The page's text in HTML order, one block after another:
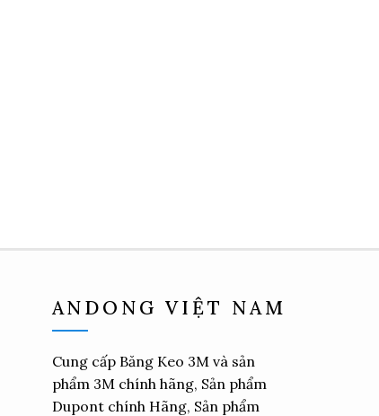
ANDONG VIỆT NAM
Cung cấp Băng Keo 3Mvà sản
phẩm 3M chính hãng, Sản phẩm
Dupont chính Hãng, Sản phẩm